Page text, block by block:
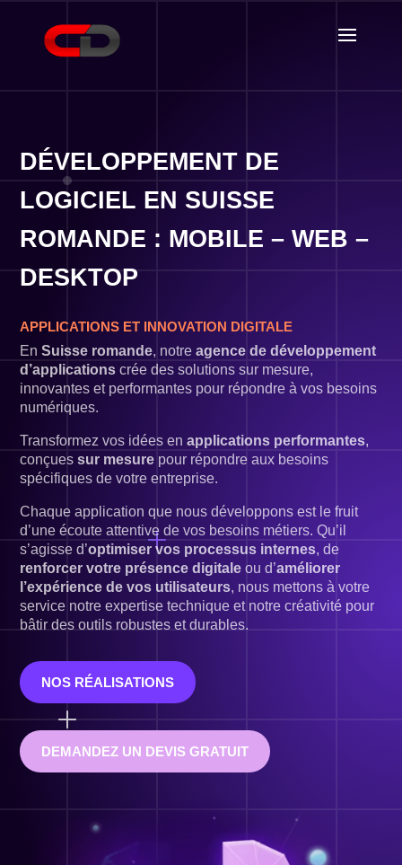
DÉVELOPPEMENT DE
LOGICIEL EN SUISSE
ROMANDE : MOBILE – WEB –
DESKTOP
APPLICATIONS ET INNOVATION DIGITALE
EnSuisse romande, notreagence de développement
d’applications crée des solutions sur mesure,
innovantes et performantes pour répondre à vos besoins
numériques.
Transformez vos idées enapplications performantes,
conçuessur mesure pour répondre aux besoins
spécifiques de votre entreprise.
Chaque application que nous développons est le fruit
d’une écoute attentive de vos besoins métiers. Qu’il
s’agisse d’optimiser vos processus internes, de
renforcer votre présence digitale ou d’améliorer
l’expérience de vos utilisateurs, nous mettons à votre
service notre expertise technique et notre créativité pour
bâtir des outils robustes et durables.
NOS RÉALISATIONS
DEMANDEZ UN DEVIS GRATUIT